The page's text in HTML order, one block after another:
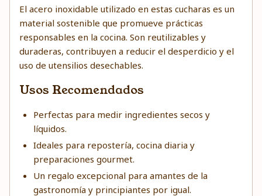
El acero inoxidable utilizado en estas cucharas es un
material sostenible que promueve prácticas
responsables en la cocina. Son reutilizables y
duraderas, contribuyen a reducir el desperdicio y el
uso de utensilios desechables.
Usos Recomendados
Perfectas para medir ingredientes secos y
líquidos.
Ideales para repostería, cocina diaria y
preparaciones gourmet.
Un regalo excepcional para amantes de la
gastronomía y principiantes por igual.